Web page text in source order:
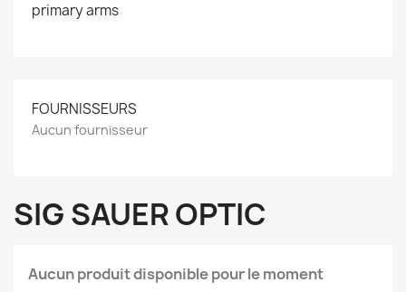
primary arms
FOURNISSEURS
Aucun fournisseur
SIG SAUER OPTIC
Aucun produit disponible pour le moment